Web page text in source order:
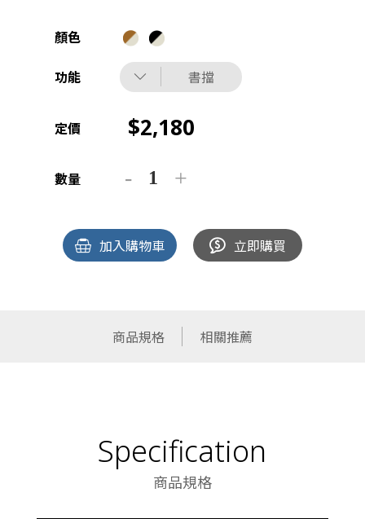
顏色
功能 書擋
定價 2,180
數量
加入購物車 立即購買
商品規格 相關推薦
Specification
商品規格